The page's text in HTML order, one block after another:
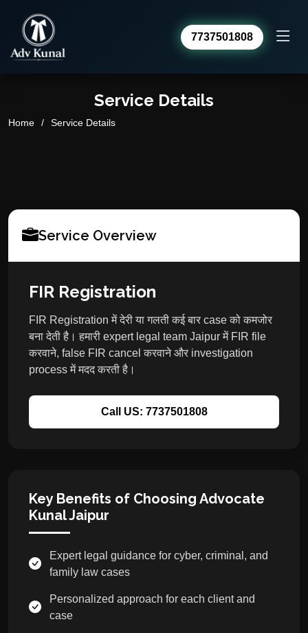
7737501808
Service Details
Home Service Details
Service Overview
FIR Registration
FIR Registration में देरी या गलती कई बार case को कमजोर
बना देती है। हमारी expert legal team Jaipur में FIR file
करवाने, false FIR cancel करवाने और investigation
process में मदद करती है।
Call US: 7737501808
Key Benefits of Choosing Advocate
Kunal Jaipur
Expert legal guidance for cyber, criminal, and
family law cases
Personalized approach for each client and
case
Advocate Kunal Sharma
Online · usually replies within a day